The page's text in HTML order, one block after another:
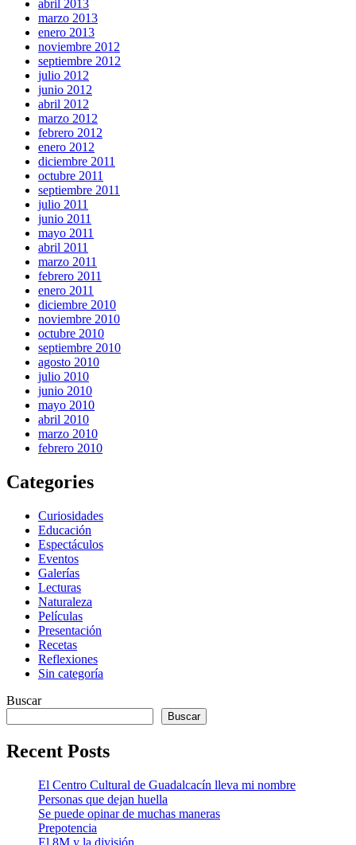
abril 2013
marzo 2013
enero 2013
noviembre 2012
septiembre 2012
julio 2012
junio 2012
abril 2012
marzo 2012
febrero 2012
enero 2012
diciembre 2011
octubre 2011
septiembre 2011
julio 2011
junio 2011
mayo 2011
abril 2011
marzo 2011
febrero 2011
enero 2011
diciembre 2010
noviembre 2010
octubre 2010
septiembre 2010
agosto 2010
julio 2010
junio 2010
mayo 2010
abril 2010
marzo 2010
febrero 2010
Categories
Curiosidades
Educación
Espectáculos
Eventos
Galerías
Lecturas
Naturaleza
Películas
Presentación
Recetas
Reflexiones
Sin categoría
Buscar
Buscar
Recent Posts
El Centro Cultural de Guadalcacín lleva mi nombre
Personas que dejan huella
Se puede opinar de muchas maneras
Prepotencia
El 8M y la división